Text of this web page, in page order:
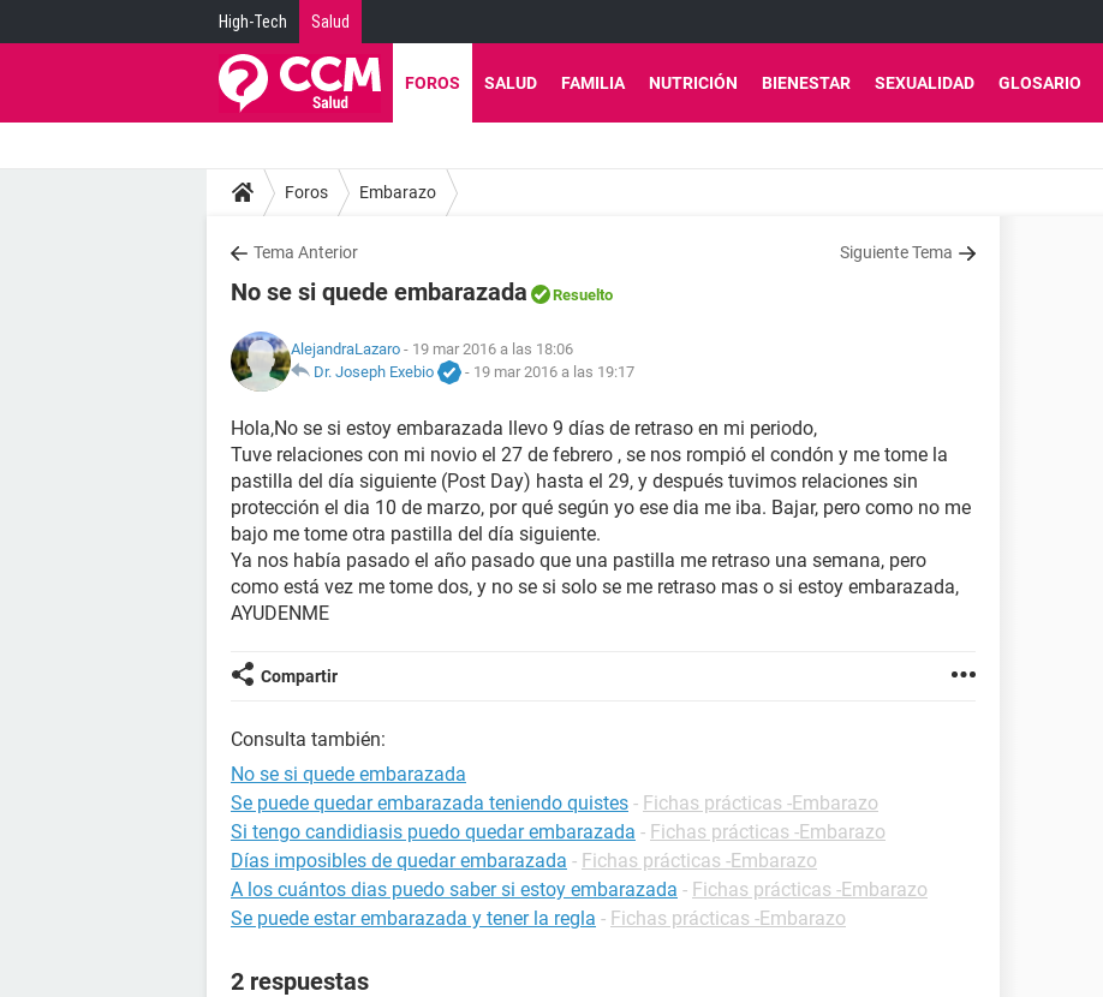
High-Tech Salud
FOROS SALUD FAMILIA NUTRICIÓN BIENESTAR SEXUALIDAD GLOSARIO
Foros Embarazo
Tema Anterior Siguiente Tema
No se si quede embarazada Resuelto
AlejandraLazaro - 19 mar 2016 a las 18:06
Dr. Joseph Exebio
- 19 mar 2016 a las 19:17
Hola,No se si estoy embarazada llevo 9 días de retraso en mi periodo,
Tuve relaciones con mi novio el 27 de febrero , se nos rompió el condón y me tome la
pastilla del día siguiente (Post Day) hasta el 29, y después tuvimos relaciones sin
protección el dia 10 de marzo, por qué según yo ese dia me iba. Bajar, pero como no me
bajo me tome otra pastilla del día siguiente.
Ya nos había pasado el año pasado que una pastilla me retraso una semana, pero
como está vez me tome dos, y no se si solo se me retraso mas o si estoy embarazada,
AYUDENME
Compartir
Consulta también:
No se si quede embarazada
Se puede quedar embarazada teniendo quistes - Fichas prácticas -Embarazo
Si tengo candidiasis puedo quedar embarazada - Fichas prácticas -Embarazo
Días imposibles de quedar embarazada - Fichas prácticas -Embarazo
A los cuántos dias puedo saber si estoy embarazada - Fichas prácticas -Embarazo
Se puede estar embarazada y tener la regla - Fichas prácticas -Embarazo
2 respuestas